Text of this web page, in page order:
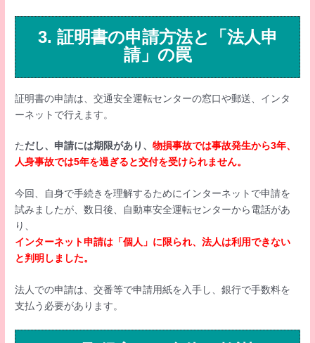
3. 証明書の申請方法と「法人申
請」の罠
証明書の申請は、交通安全運転センターの窓口や郵送、インタ
ーネットで行えます。
た だし、申請には期限があり、物損事故では事故発生から3年、
人身事故では5年を過ぎると交付を受けられません。
今回、自身で手続きを理解するためにインターネットで申請を
試みましたが、数日後、自動車安全運転センターから電話があ
り、
インターネット申請は「個人」に限られ、法人は利用できない
と判明しました。
法人での申請は、交番等で申請用紙を入手し、銀行で手数料を
支払う必要があります。